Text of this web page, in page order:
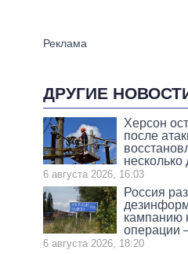
ДРУГИЕ
Херсон
после
несколько
6 августа 2026, 16:03
Россия
кампанию
операции
6 августа 2026, 18:20